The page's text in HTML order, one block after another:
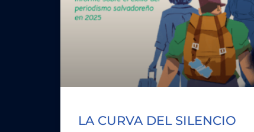
LA CURVA DEL SILENCIO